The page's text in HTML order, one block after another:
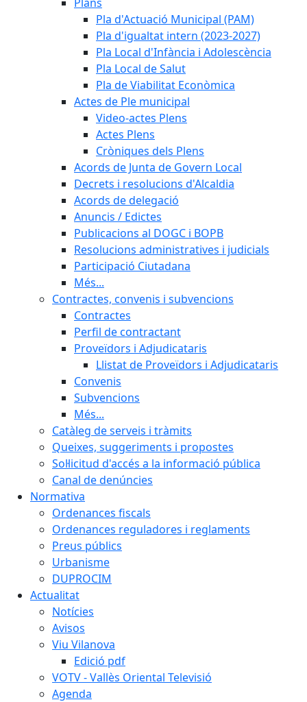
Pla d'Actuació Municipal (PAM)
Pla d'igualtat intern (2023-2027)
Pla Local d'Infància i Adolescència
Pla Local de Salut
Pla de Viabilitat Econòmica
Actes de Ple municipal
Video-actes Plens
Actes Plens
Cròniques dels Plens
Acords de Junta de Govern Local
Decrets i resolucions d'Alcaldia
Acords de delegació
Anuncis / Edictes
Publicacions al DOGC i BOPB
Resolucions administratives i judicials
Participació Ciutadana
Més...
Contractes, convenis i subvencions
Contractes
Perfil de contractant
Proveïdors i Adjudicataris
Llistat de Proveïdors i Adjudicataris
Convenis
Subvencions
Més...
Catàleg de serveis i tràmits
Queixes, suggeriments i propostes
Sol·licitud d'accés a la informació pública
Canal de denúncies
Normativa
Ordenances fiscals
Ordenances reguladores i reglaments
Preus públics
Urbanisme
DUPROCIM
Actualitat
Notícies
Avisos
Viu Vilanova
Edició pdf
VOTV - Vallès Oriental Televisió
Agenda